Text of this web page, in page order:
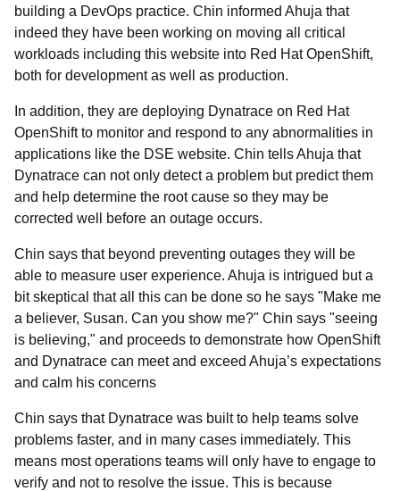
building a DevOps practice. Chin informed Ahuja that
indeed they have been working on moving all critical
workloads including this website into Red Hat OpenShift,
both for development as well as production.
In addition, they are deploying Dynatrace on Red Hat
OpenShift to monitor and respond to any abnormalities in
applications like the DSE website. Chin tells Ahuja that
Dynatrace can not only detect a problem but predict them
and help determine the root cause so they may be
corrected well before an outage occurs.
Chin says that beyond preventing outages they will be
able to measure user experience. Ahuja is intrigued but a
bit skeptical that all this can be done so he says "Make me
a believer, Susan. Can you show me?" Chin says "seeing
is believing," and proceeds to demonstrate how OpenShift
and Dynatrace can meet and exceed Ahuja’s expectations
and calm his concerns
Chin says that Dynatrace was built to help teams solve
problems faster, and in many cases immediately. This
means most operations teams will only have to engage to
verify and not to resolve the issue. This is because